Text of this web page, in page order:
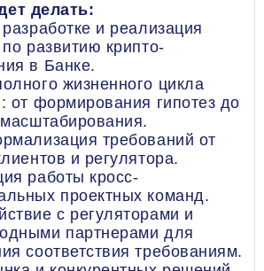
делать:
и реализация
по развитию крипто-
в Банке.
жизненного цикла
от формирования гипотез до
требований от
и регулятора.
работы кросс-
проектных команд.
с регуляторами и
партнерами для
соответствия требованиям.